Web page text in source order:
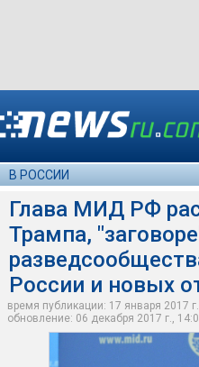
В РОССИИ
Глава МИД РФ
Трампа,
России и новых
время публикации: 17 января 2017
обновление: 06 декабря 2017 г.,